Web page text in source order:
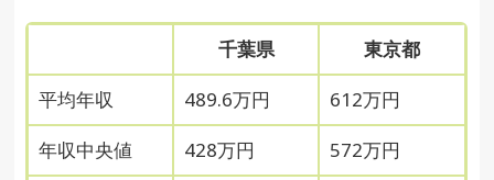
千葉県
東京都
平均年収
489.6万円
612万円
年収中央値
428万円
572万円